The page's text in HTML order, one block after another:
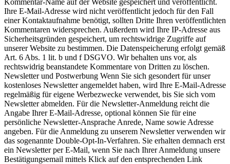
Ihre E-Mail-Adresse wird nicht veröffentlicht jedoch für den Fall
einer Kontaktaufnahme benötigt, sollten Dritte Ihren veröffentlichten
Kommentaren widersprechen. Außerdem wird Ihre IP-Adresse aus
Sicherheitsgründen gespeichert, um rechtswidrige Zugriffe auf
unserer Website zu bestimmen. Die Datenspeicherung erfolgt gemäß
Art. 6 Abs. 1 lit. b und f DSGVO. Wir behalten uns vor, als
rechtswidrig beanstandete Kommentare von Dritten zu löschen.
Newsletter und Postwerbung Wenn Sie sich gesondert für unser
kostenloses Newsletter angemeldet haben, wird Ihre E-Mail-Adresse
regelmäßig für eigene Werbezwecke verwendet, bis Sie sich vom
Newsletter abmelden. Für die Newsletter-Anmeldung reicht die
Angabe Ihrer E-Mail-Adresse, optional können Sie für eine
persönliche Newsletter-Ansprache Anrede, Name sowie Adresse
angeben. Für die Anmeldung zu unserem Newsletter verwenden wir
das sogenannte Double-Opt-In-Verfahren. Sie erhalten demnach erst
ein Newsletter per E-Mail, wenn Sie nach Ihrer Anmeldung unsere
Bestätigungsemail mittels Klick auf den entsprechenden Link